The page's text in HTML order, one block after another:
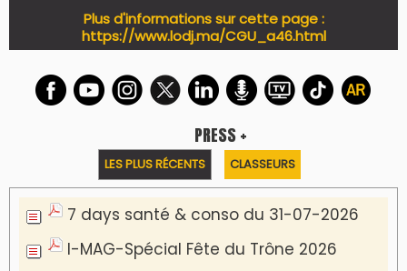
PODCAST +
LES PLUS RÉCENTS CLASSEURS
Podcast I-Week-N°137 du 26-07-2026
Podcast Eco-Business du 20-07-2026
Podcast IA-MAG-07 du 22-07-2026
Podcast I-Week N°136-19-07-2026
Podcast I-débats N31 du 18-07-2026